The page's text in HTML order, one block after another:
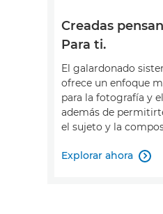
Creadas
Para ti.
El galardonado
ofrece un enfoque
para la fotografía y
además de
el sujeto y la
Explorar ahora 